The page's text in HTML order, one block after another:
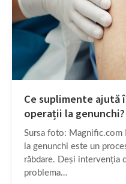
Ce suplimente ajută
operații la genunchi?
Sursa foto: Magnific.com
la genunchi este un
răbdare. Deși intervenția
problema…